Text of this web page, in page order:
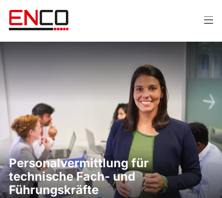
Personalvermittlung für
technische Fach- und
Führungskräfte